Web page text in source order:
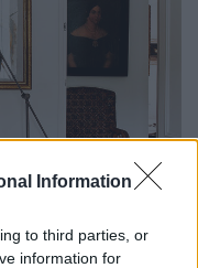
Information
to third parties, or
information for